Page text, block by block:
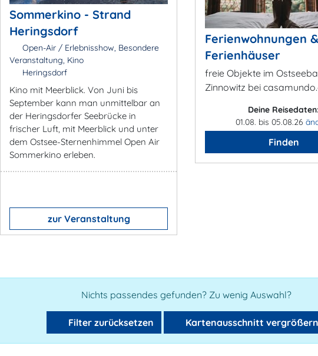
Sommerkino - Strand
Heringsdorf
Open-Air / Erlebnisshow, Besondere
Veranstaltung, Kino
Heringsdorf
Kino mit Meerblick. Von Juni bis
September kann man unmittelbar an
der Heringsdorfer Seebrücke in
frischer Luft, mit Meerblick und unter
dem Ostsee-Sternenhimmel Open Air
Sommerkino erleben.
zur Veranstaltung
Ferienwohnungen &
Ferienhäuser
freie Objekte im
Zinnowitz bei
Deine
01.08. bis 05.08.26
Finden
Nichts passendes gefunden? Zu wenig Auswahl?
Filter zurücksetzen Kartenausschnitt vergrößern